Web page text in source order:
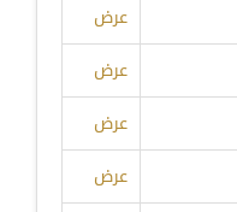
عرض
عرض
عرض
عرض